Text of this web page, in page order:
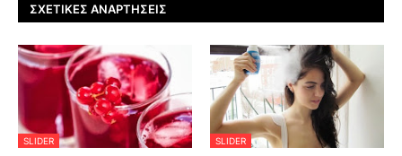
ΣΧΕΤΙΚΈΣ ΑΝΑΡΤΉΣΕΙΣ
SLIDER SLIDER